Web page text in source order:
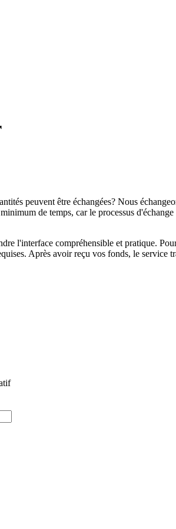
peuvent être échangées? Nous
de temps, car le processus
l'interface compréhensible et pratique.
Après avoir reçu vos fonds, le